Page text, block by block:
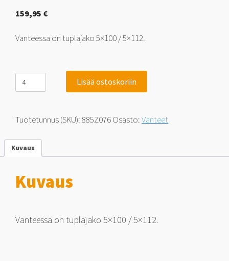
159,95 €
Vanteessa on tuplajako 5×100 / 5×112.
885
Classic
RS
5x100
Lisää ostoskoriin
Tuotetunnus (SKU):885Z076Osasto:Vanteet
Kuvaus
Kuvaus
Vanteessa on tuplajako 5×100 / 5×112.